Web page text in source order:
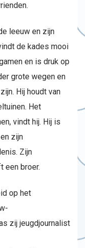
leeuw en zijn
de kades mooi
en is druk op
grote wegen en
Hij houdt van
Het
vindt hij. Hij is
zijn
Zijn
een broer.
op het
zij jeugdjournalist